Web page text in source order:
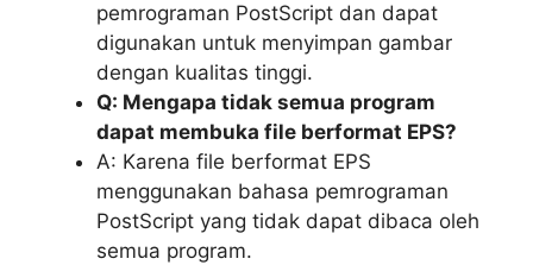
pemrograman PostScript dan dapat
digunakan untuk menyimpan gambar
dengan kualitas tinggi.
Q: Mengapa tidak semua program
dapat membuka file berformat EPS?
A: Karena file berformat EPS
menggunakan bahasa pemrograman
PostScript yang tidak dapat dibaca oleh
semua program.